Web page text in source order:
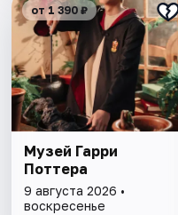
от 1 390 ₽
Музей Гарри
Поттера
9 августа 2026 •
воскресенье